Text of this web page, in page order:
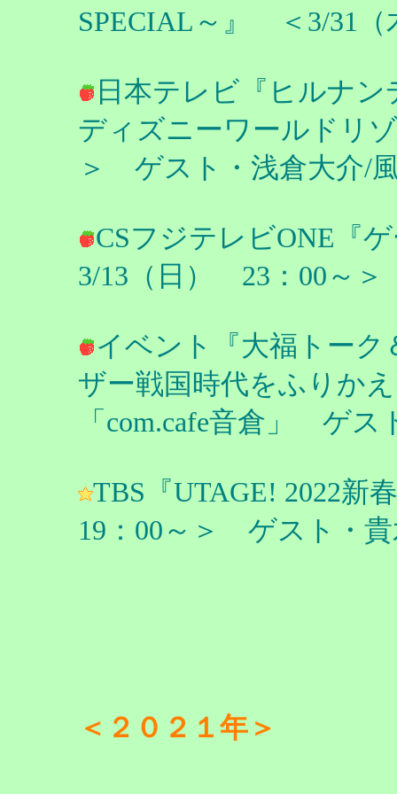
SPECIAL～』 ＜3/31
日本テレビ『ヒルナ
ディズニーワールドリ
＞ ゲスト・浅倉大介/
CSフジテレビONE『
3/13（日） 23：00～
イベント『大福トー
ザー戦国時代をふりか
「com.cafe音倉」 ゲス
TBS『UTAGE! 2022
19：00～＞ ゲスト・貴
＜２０２１年＞